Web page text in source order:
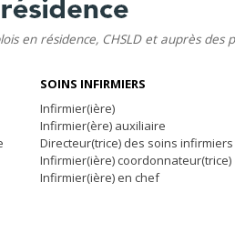
en résidence, CHSLD et auprès des
SOINS INFIRMIERS
Infirmier(ière)
Infirmier(ère) auxiliaire
Directeur(trice) des soins infirmiers
Infirmier(ière) coordonnateur(trice)
Infirmier(ière) en chef